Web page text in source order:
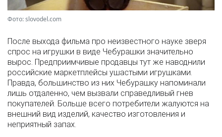
Фото: slovodel.com
После выхода фильма про неизвестного науке зверя
спрос на игрушки в виде Чебурашки значительно
вырос. Предприимчивые продавцы тут же наводнили
российские маркетплейсы ушастыми игрушками.
Правда, большинство из них Чебурашку напоминали
лишь отдаленно, чем вызвали справедливый гнев
покупателей. Больше всего потребители жалуются на
внешний вид изделий, качество изготовления и
неприятный запах.